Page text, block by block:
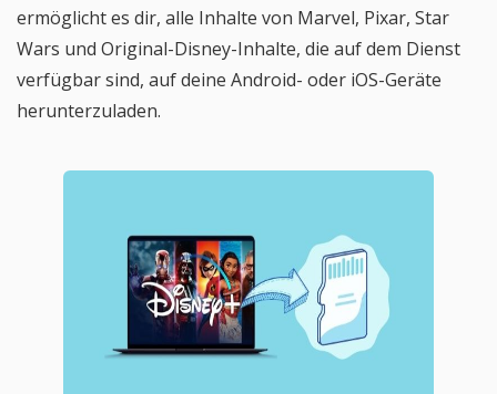
ermöglicht es dir, alle Inhalte von Marvel, Pixar, Star
Wars und Original-Disney-Inhalte, die auf dem Dienst
verfügbar sind, auf deine Android- oder iOS-Geräte
herunterzuladen.